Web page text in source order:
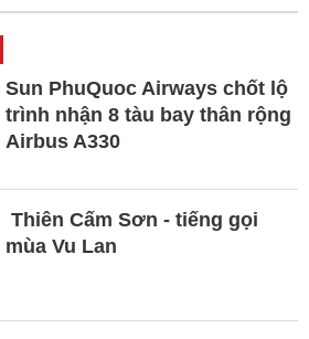
Sun PhuQuoc Airways chốt lộ
trình nhận 8 tàu bay thân rộng
Airbus A330
Thiên Cấm Sơn - tiếng gọi
mùa Vu Lan